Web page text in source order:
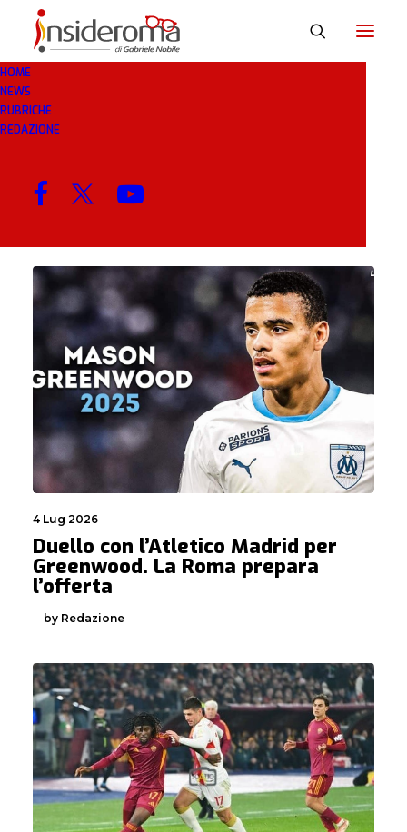
HOME
NEWS
RUBRICHE
REDAZIONE
ATLETICO MADRID
MENU
4 Lug 2026
Duello con l’Atletico Madrid per
Greenwood. La Roma prepara
l’offerta
by Redazione